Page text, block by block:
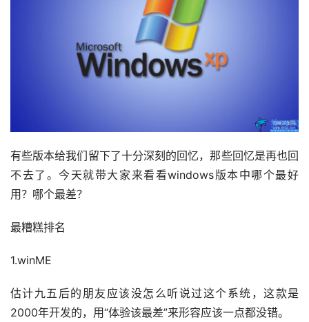
有些版本给我们留下了十分深刻的回忆，那些回忆是再也回
不去了。今天就带大家来看看windows版本中哪个最好
用？哪个最差？
最糟糕排名
1.winME
估计九五后的朋友应该没怎么听说过这个系统，这款是
2000年开发的，用“体验该最差”来形容应该一点都没错。